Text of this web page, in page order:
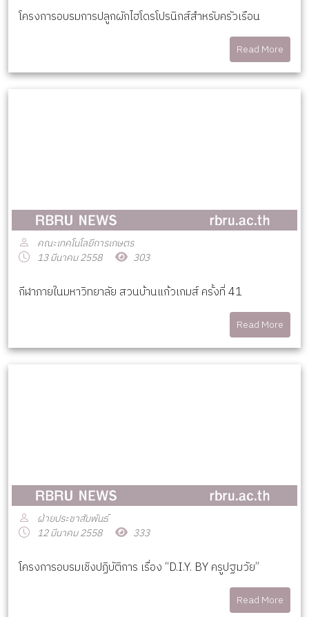
โครงการอบรมการปลูกผักไฮโดรโปรนิกส์สำหรับครัวเรือน
Read More
คณะเทคโนโลยีการเกษตร
13 มีนาคม 2558
303
กีฬาภายในมหาวิทยาลัย สวนบ้านแก้วเกมส์ ครั้งที่ 41
Read More
ฝ่ายประชาสัมพันธ์
12 มีนาคม 2558
333
โครงการอบรมเชิงปฏิบัติการ เรื่อง “D.I.Y. BY ครูปฐมวัย”
Read More